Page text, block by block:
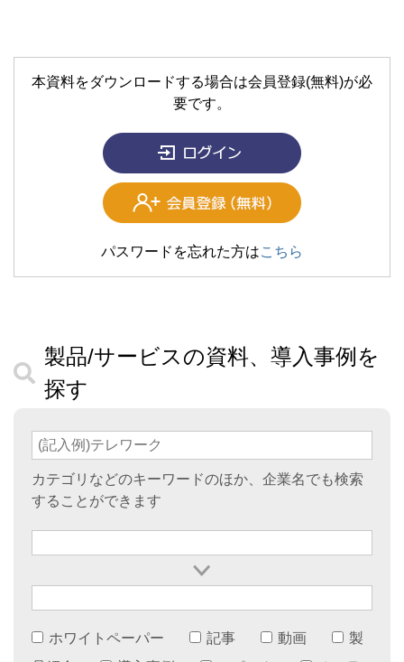
本資料をダウンロードする場合は会員登録(無料)が必
要です。
パスワードを忘れた方はこちら
製品/サービスの資料、導入事例を
探す
カテゴリなどのキーワードのほか、企業名でも検索
することができます
ホワイトペーパー 記事 動画
製